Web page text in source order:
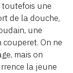
toutefois une
de la douche,
une
On ne
mais on
la jeune